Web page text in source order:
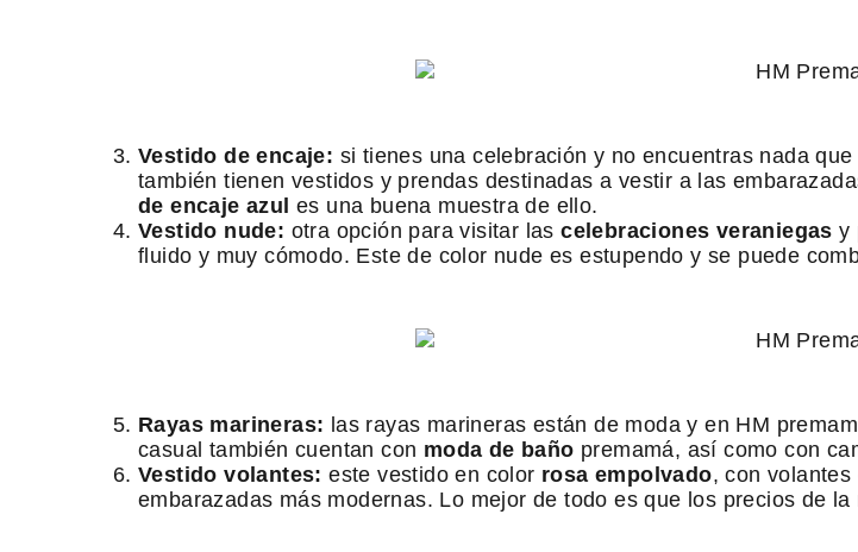
Vestido de encaje: si tienes una celebración y no encuentras nada
también tienen vestidos y prendas destinadas a vestir a las
de encaje azules una buena muestra de ello.
Vestido nude: otra opción para visitar lascelebraciones veraniegas y
fluido y muy cómodo. Este de color nude es estupendo y se puede
Rayas marineras: las rayas marineras están de moda y en HM
casual también cuentan con moda de baño premamá, así como con
Vestido volantes: este vestido en color rosa empolvado, con
embarazadas más modernas. Lo mejor de todo es que los precios de